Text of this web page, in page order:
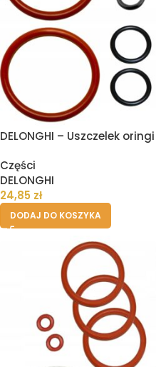
DELONGHI – Uszczelek oringi
spieniacza
Części
DELONGHI
24,85 zł
DODAJ DO KOSZYKA